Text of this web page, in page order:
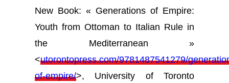
New Book: « Generations of Empire:
Youth from Ottoman to Italian Rule in
the Mediterranean »
<utorontopress.com/9781487541279/
of-empire/>, University of Toronto